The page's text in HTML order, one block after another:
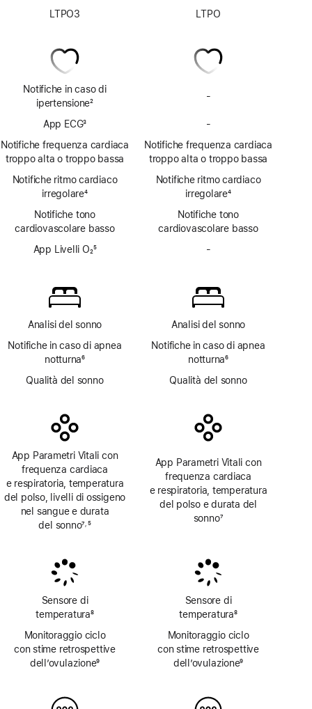
LTPO3
Notifiche in caso di
ipertensione2
App ECG
Nota
3
Notifiche frequenza cardiaca
troppo alta o troppo bassa
Notifiche ritmo cardiaco
irregolare4
Notifiche tono
cardiovascolare basso
App Livelli O₂5
Analisi del sonno
Notifiche in caso di apnea
notturna6
Qualità del sonno
App Parametri Vitali con
frequenza cardiaca
e respiratoria, temperatura
del polso, livelli di ossigeno
nel sangue e durata
del sonno7, 5
Sensore di
temperatura
Nota
8
Monitoraggio ciclo
con stime retrospettive
dell’ovulazione9
LTPO
-
disponibili
-
non
disponibile
Notifiche frequenza cardiaca
troppo alta o troppo bassa
Notifiche ritmo cardiaco
irregolare4
Notifiche tono
cardiovascolare basso
-
disponibile
Analisi del sonno
Notifiche in caso di apnea
notturna6
Qualità del sonno
App Parametri Vitali con
frequenza cardiaca
e respiratoria, temperatura
del polso e durata del
sonno7
Sensore di
temperatura
Nota
8
Monitoraggio ciclo
con stime retrospettive
dell’ovulazione9